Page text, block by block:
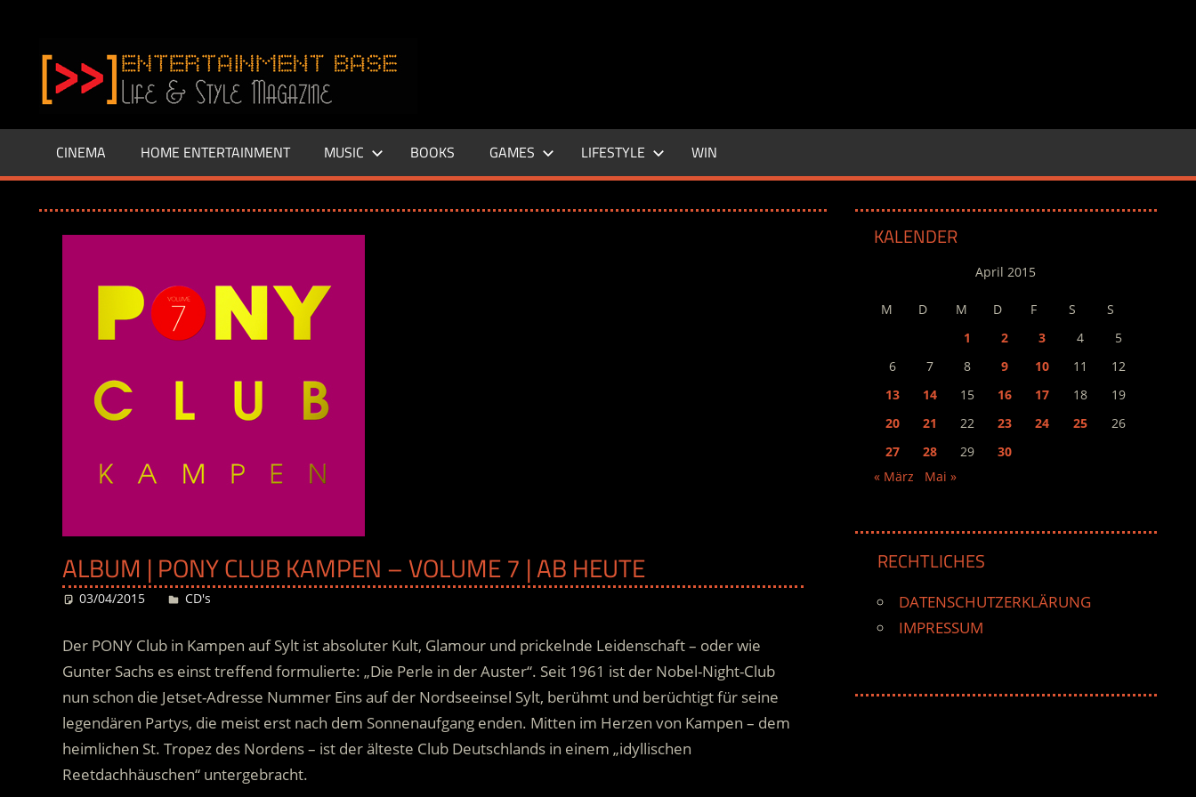
springen
–
LIFE
Base.de
CINEMA HOME ENTERTAINMENT MUSIC BOOKS GAMES LIFESTYLE WIN
ALBUM | PONY CLUB KAMPEN – VOLUME 7 | AB HEUTE
03/04/2015 Desiree
CD's
Der PONY Club in Kampen auf Sylt ist absoluter Kult, Glamour und prickelnde Leidenschaft – oder wie
Gunter Sachs es einst treffend formulierte: „Die Perle in der Auster“. Seit 1961 ist der Nobel-Night-Club
nun schon die Jetset-Adresse Nummer Eins auf der Nordseeinsel Sylt, berühmt und berüchtigt für seine
legendären Partys, die meist erst nach dem Sonnenaufgang enden. Mitten im Herzen von Kampen – dem
heimlichen St. Tropez des Nordens – ist der älteste Club Deutschlands in einem „idyllischen
Reetdachhäuschen“ untergebracht.
KALENDER
April 2015
M D M D F S
S
1
2 3 4
5
6
7 8 9 10 11
12
13
14 15 16 17 18
19
20
21 22 23 24 25
26
27
28 29
30
« März
Mai »
RECHTLICHES
DATENSCHUTZERKLÄRUNG
IMPRESSUM